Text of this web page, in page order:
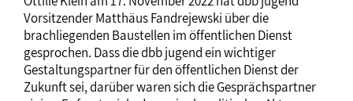
Vorsitzender Matthäus Fandrejewski über die
brachliegenden Baustellen im öffentlichen Dienst
gesprochen. Dass die dbb jugend ein wichtiger
Gestaltungspartner für den öffentlichen Dienst der
Zukunft sei, darüber waren sich die Gesprächspartner